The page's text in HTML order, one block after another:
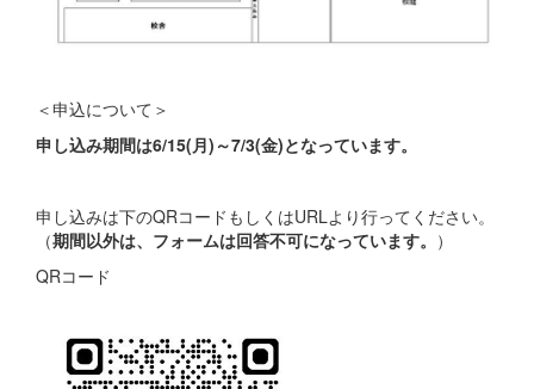
＜申込について＞
申し込み期間は6/15(月)～7/3(金)となっています。
申し込みは下のQRコードもしくはURLより行ってください。
（期間以外は、フォームは回答不可になっています。 ）
QRコード